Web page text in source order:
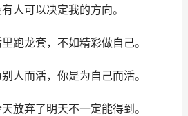
人可以决定我的方向。
跑龙套，不如精彩做自己。
人而活，你是为自己而活。
放弃了明天不一定能得到。